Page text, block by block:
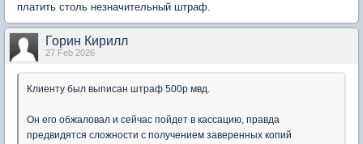
платить столь незначительный штраф.
Горин Кирилл
27 Feb 2026
Клиенту был выписан штраф 500р мвд.
Он его обжаловал и сейчас пойдет в кассацию, правда
предвидятся сложности с получением заверенных копий